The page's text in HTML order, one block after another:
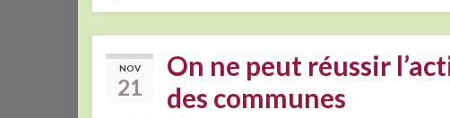
NOV
21
On ne peut réussir
des communes